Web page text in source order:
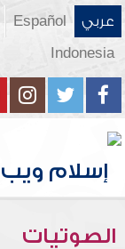
عربي Español
Indonesia
الصوتيات